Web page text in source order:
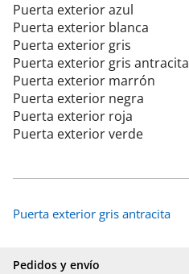
Puerta exterior azul
Puerta exterior blanca
Puerta exterior gris
Puerta exterior gris antracita
Puerta exterior marrón
Puerta exterior negra
Puerta exterior roja
Puerta exterior verde
Puerta exterior gris antracita
Pedidos y envío